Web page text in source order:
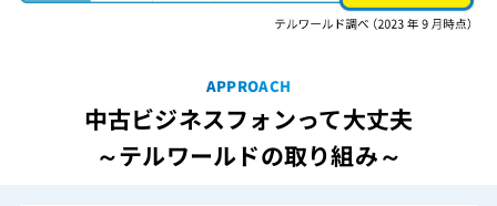
APPROACH
中古ビジネスフォンって大丈夫
～テルワールドの取り組み～